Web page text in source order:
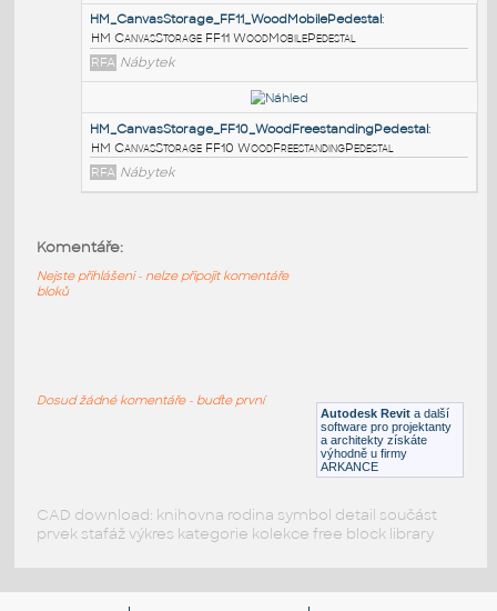
HM CanvasStorage FF50M 2HBase
WoodVerticalStorageCabinetThinTop
RFA Nábytek
HM CanvasStorage FF20 WoodFreestandingLateralFile
RFA Nábytek
HM_CanvasStorage_FF11_WoodMobilePedestal
HM CanvasStorage FF11 WoodMobilePedestal
HM CanvasStorage FF10 WoodFreestandingPedestal
Autodesk Revit a další
software pro projektanty
a architekty získáte
výhodně u firmy
ARKANCE
Komentáře:
Nejste přihlášeni - nelze připojit komentáře
bloků
Dosud žádné komentáře - buďte první
CAD download: knihovna rodina symbol detail součást
prvek stafáž výkres kategorie kolekce free block library